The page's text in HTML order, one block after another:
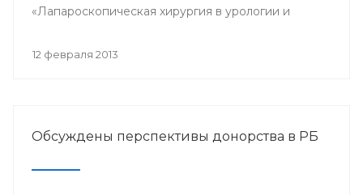
«Лапароскопическая хирургия в урологии и
врачи урологи, хирурги, онкологи республики, а
12 февраля 2013
Обсуждены перспективы донорства в РБ